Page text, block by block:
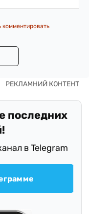
комментировать
последних
в Telegram